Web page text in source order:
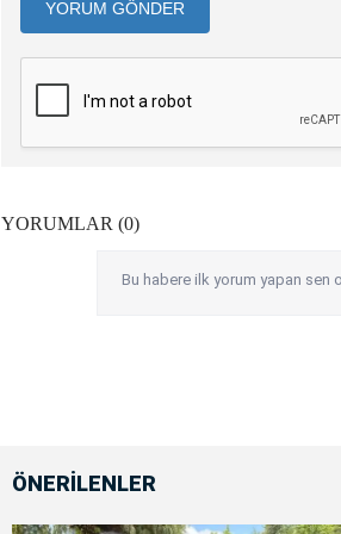
YORUM GÖNDER
YORUMLAR (0)
Bu habere ilk yorum yapan sen
ÖNERİLENLER